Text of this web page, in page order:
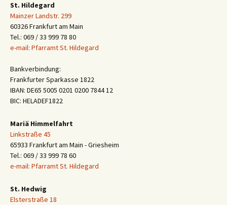
St. Hildegard
Mainzer Landstr. 299
60326 Frankfurt am Main
Tel.: 069 / 33 999 78 80
e-mail: Pfarramt St. Hildegard
Bankverbindung:
Frankfurter Sparkasse 1822
IBAN: DE65 5005 0201 0200 7844 12
BIC: HELADEF1822
Mariä Himmelfahrt
Linkstraße 45
65933 Frankfurt am Main - Griesheim
Tel.: 069 / 33 999 78 60
e-mail: Pfarramt St. Hildegard
St. Hedwig
Elsterstraße 18